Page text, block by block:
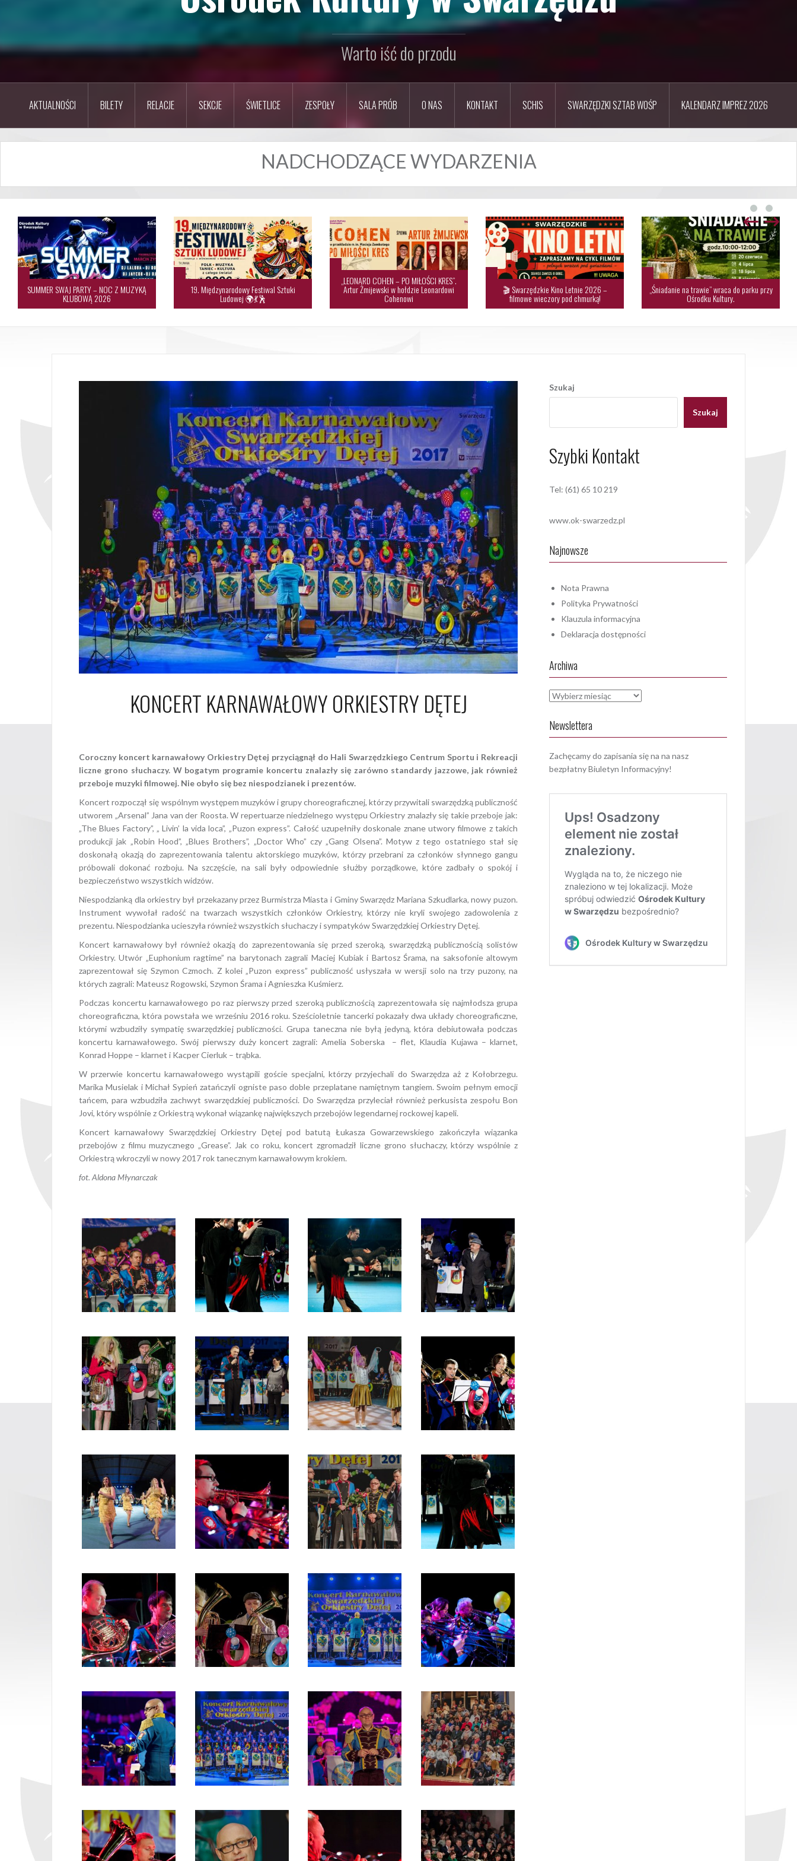
Warto iść do przodu
AKTUALNOŚCI BILETY RELACJE SEKCJE ŚWIETLICE ZESPOŁY SALA PRÓB O NAS KONTAKT SCHIS SWARZĘDZKI SZTAB WOŚP KALENDARZ IMPREZ 2026
NADCHODZĄCE WYDARZENIA
SUMMER SWAJ PARTY – NOC Z MUZYKĄ
KLUBOWĄ 2026
19. Międzynarodowy Festiwal Sztuki
Ludowej 🌍💃🕺
„LEONARD COHEN – PO MIŁOŚCI KRES”.
Artur Żmijewski w hołdzie Leonardowi
Cohenowi
🎬 Swarzędzkie Kino Letnie 2026 –
filmowe wieczory pod chmurką!
„Śniadanie na trawie” wraca do parku przy
Ośrodku Kultury.
KONCERT KARNAWAŁOWY ORKIESTRY DĘTEJ
Coroczny koncert karnawałowy Orkiestry Dętej przyciągnął do Hali Swarzędzkiego Centrum Sportu i Rekreacji
liczne grono słuchaczy. W bogatym programie koncertu znalazły się zarówno standardy jazzowe, jak również
przeboje muzyki filmowej. Nie obyło się bez niespodzianek i prezentów.
Koncert rozpoczął się wspólnym występem muzyków i grupy choreograficznej, którzy przywitali swarzędzką publiczność
utworem „Arsenal” Jana van der Roosta. W repertuarze niedzielnego występu Orkiestry znalazły się takie przeboje jak:
„The Blues Factory”, „ Livin’ la vida loca”, „Puzon express”. Całość uzupełniły doskonale znane utwory filmowe z takich
produkcji jak „Robin Hood”, „Blues Brothers”, „Doctor Who” czy „Gang Olsena”. Motyw z tego ostatniego stał się
doskonałą okazją do zaprezentowania talentu aktorskiego muzyków, którzy przebrani za członków słynnego gangu
próbowali dokonać rozboju. Na szczęście, na sali były odpowiednie służby porządkowe, które zadbały o spokój i
bezpieczeństwo wszystkich widzów.
Niespodzianką dla orkiestry był przekazany przez Burmistrza Miasta i Gminy Swarzędz Mariana Szkudlarka, nowy puzon.
Instrument wywołał radość na twarzach wszystkich członków Orkiestry, którzy nie kryli swojego zadowolenia z
prezentu. Niespodzianka ucieszyła również wszystkich słuchaczy i sympatyków Swarzędzkiej Orkiestry Dętej.
Koncert karnawałowy był również okazją do zaprezentowania się przed szeroką, swarzędzką publicznością solistów
Orkiestry. Utwór „Euphonium ragtime” na barytonach zagrali Maciej Kubiak i Bartosz Śrama, na saksofonie altowym
zaprezentował się Szymon Czmoch. Z kolei „Puzon express” publiczność usłyszała w wersji solo na trzy puzony, na
których zagrali: Mateusz Rogowski, Szymon Śrama i Agnieszka Kuśmierz.
Podczas koncertu karnawałowego po raz pierwszy przed szeroką publicznością zaprezentowała się najmłodsza grupa
choreograficzna, która powstała we wrześniu 2016 roku. Sześcioletnie tancerki pokazały dwa układy choreograficzne,
którymi wzbudziły sympatię swarzędzkiej publiczności. Grupa taneczna nie byłą jedyną, która debiutowała podczas
koncertu karnawałowego. Swój pierwszy duży koncert zagrali: Amelia Soberska – flet, Klaudia Kujawa – klarnet,
Konrad Hoppe – klarnet i Kacper Cierluk – trąbka.
W przerwie koncertu karnawałowego wystąpili goście specjalni, którzy przyjechali do Swarzędza aż z Kołobrzegu.
Marika Musielak i Michał Sypień zatańczyli ogniste paso doble przeplatane namiętnym tangiem. Swoim pełnym emocji
tańcem, para wzbudziła zachwyt swarzędzkiej publiczności. Do Swarzędza przyleciał również perkusista zespołu Bon
Jovi, który wspólnie z Orkiestrą wykonał wiązankę największych przebojów legendarnej rockowej kapeli.
Koncert karnawałowy Swarzędzkiej Orkiestry Dętej pod batutą Łukasza Gowarzewskiego zakończyła wiązanka
przebojów z filmu muzycznego „Grease”. Jak co roku, koncert zgromadził liczne grono słuchaczy, którzy wspólnie z
Orkiestrą wkroczyli w nowy 2017 rok tanecznym karnawałowym krokiem.
fot. Aldona Młynarczak
Szukaj
Szukaj
Szybki Kontakt
Tel: (61) 65 10 219
www.ok-swarzedz.pl
Najnowsze
Nota Prawna
Polityka Prywatności
Klauzula informacyjna
Deklaracja dostępności
Archiwa
Archiwa
Newslettera
Zachęcamy do zapisania się na na nasz
bezpłatny Biuletyn Informacyjny!